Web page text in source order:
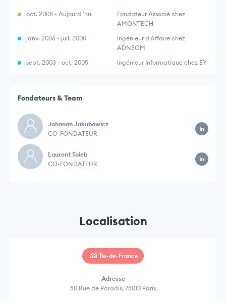
oct. 2008 - Aujourd''hui
Fondateur Associé chez
AMONTECH
janv. 2006 - juil. 2008
Ingénieur d'Affaire chez
ADNEOM
sept. 2003 - oct. 2005
Ingénieur Informatique chez EY
Fondateurs & Team
Johanan Jakubowicz
CO-FONDATEUR
Laurent Taieb
CO-FONDATEUR
Localisation
Île-de-France
Adresse
50 Rue de Paradis, 75010 Paris